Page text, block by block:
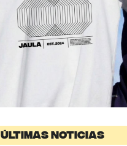
ÚLTIMAS NOTICIAS